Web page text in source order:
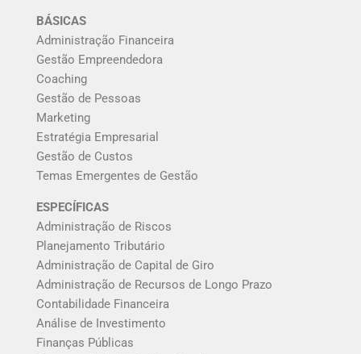
BÁSICAS
Administração Financeira
Gestão Empreendedora
Coaching
Gestão de Pessoas
Marketing
Estratégia Empresarial
Gestão de Custos
Temas Emergentes de Gestão
ESPECÍFICAS
Administração de Riscos
Planejamento Tributário
Administração de Capital de Giro
Administração de Recursos de Longo Prazo
Contabilidade Financeira
Análise de Investimento
Finanças Públicas